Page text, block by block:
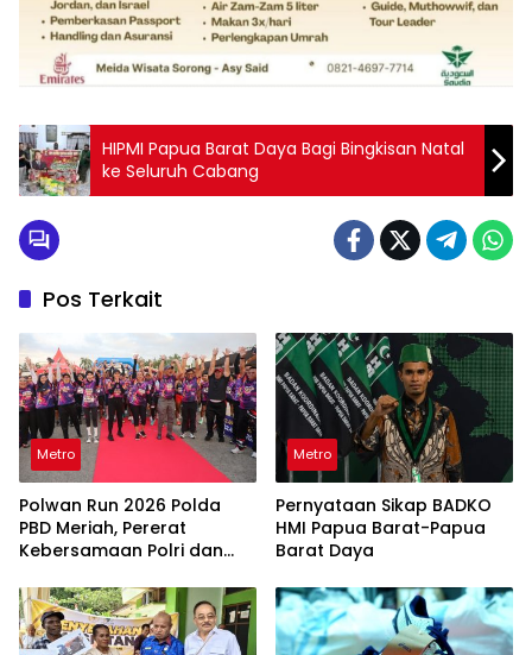
HIPMI Papua Barat Daya Bagi Bingkisan Natal
ke Seluruh Cabang
Pos Terkait
Metro
Polwan Run 2026 Polda
PBD Meriah, Pererat
Kebersamaan Polri dan
Metro
Pernyataan Sikap BADKO
HMI Papua Barat-Papua
Barat Daya